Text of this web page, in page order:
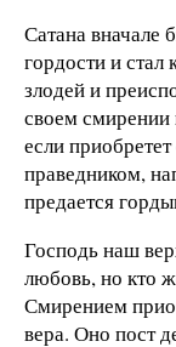
Сатана вначале
гордости и стал
злодей и
своем смирении
если
праведником,
предается
Господь наш
любовь, но кто
Смирением
вера. Оно пост